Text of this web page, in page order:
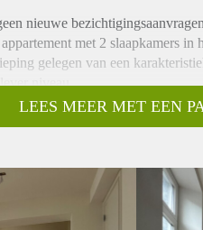
nieuwe
met 2 slaapkamers in
gelegen van een
niveau.
op de moderne open
LEES MEER MET EEN